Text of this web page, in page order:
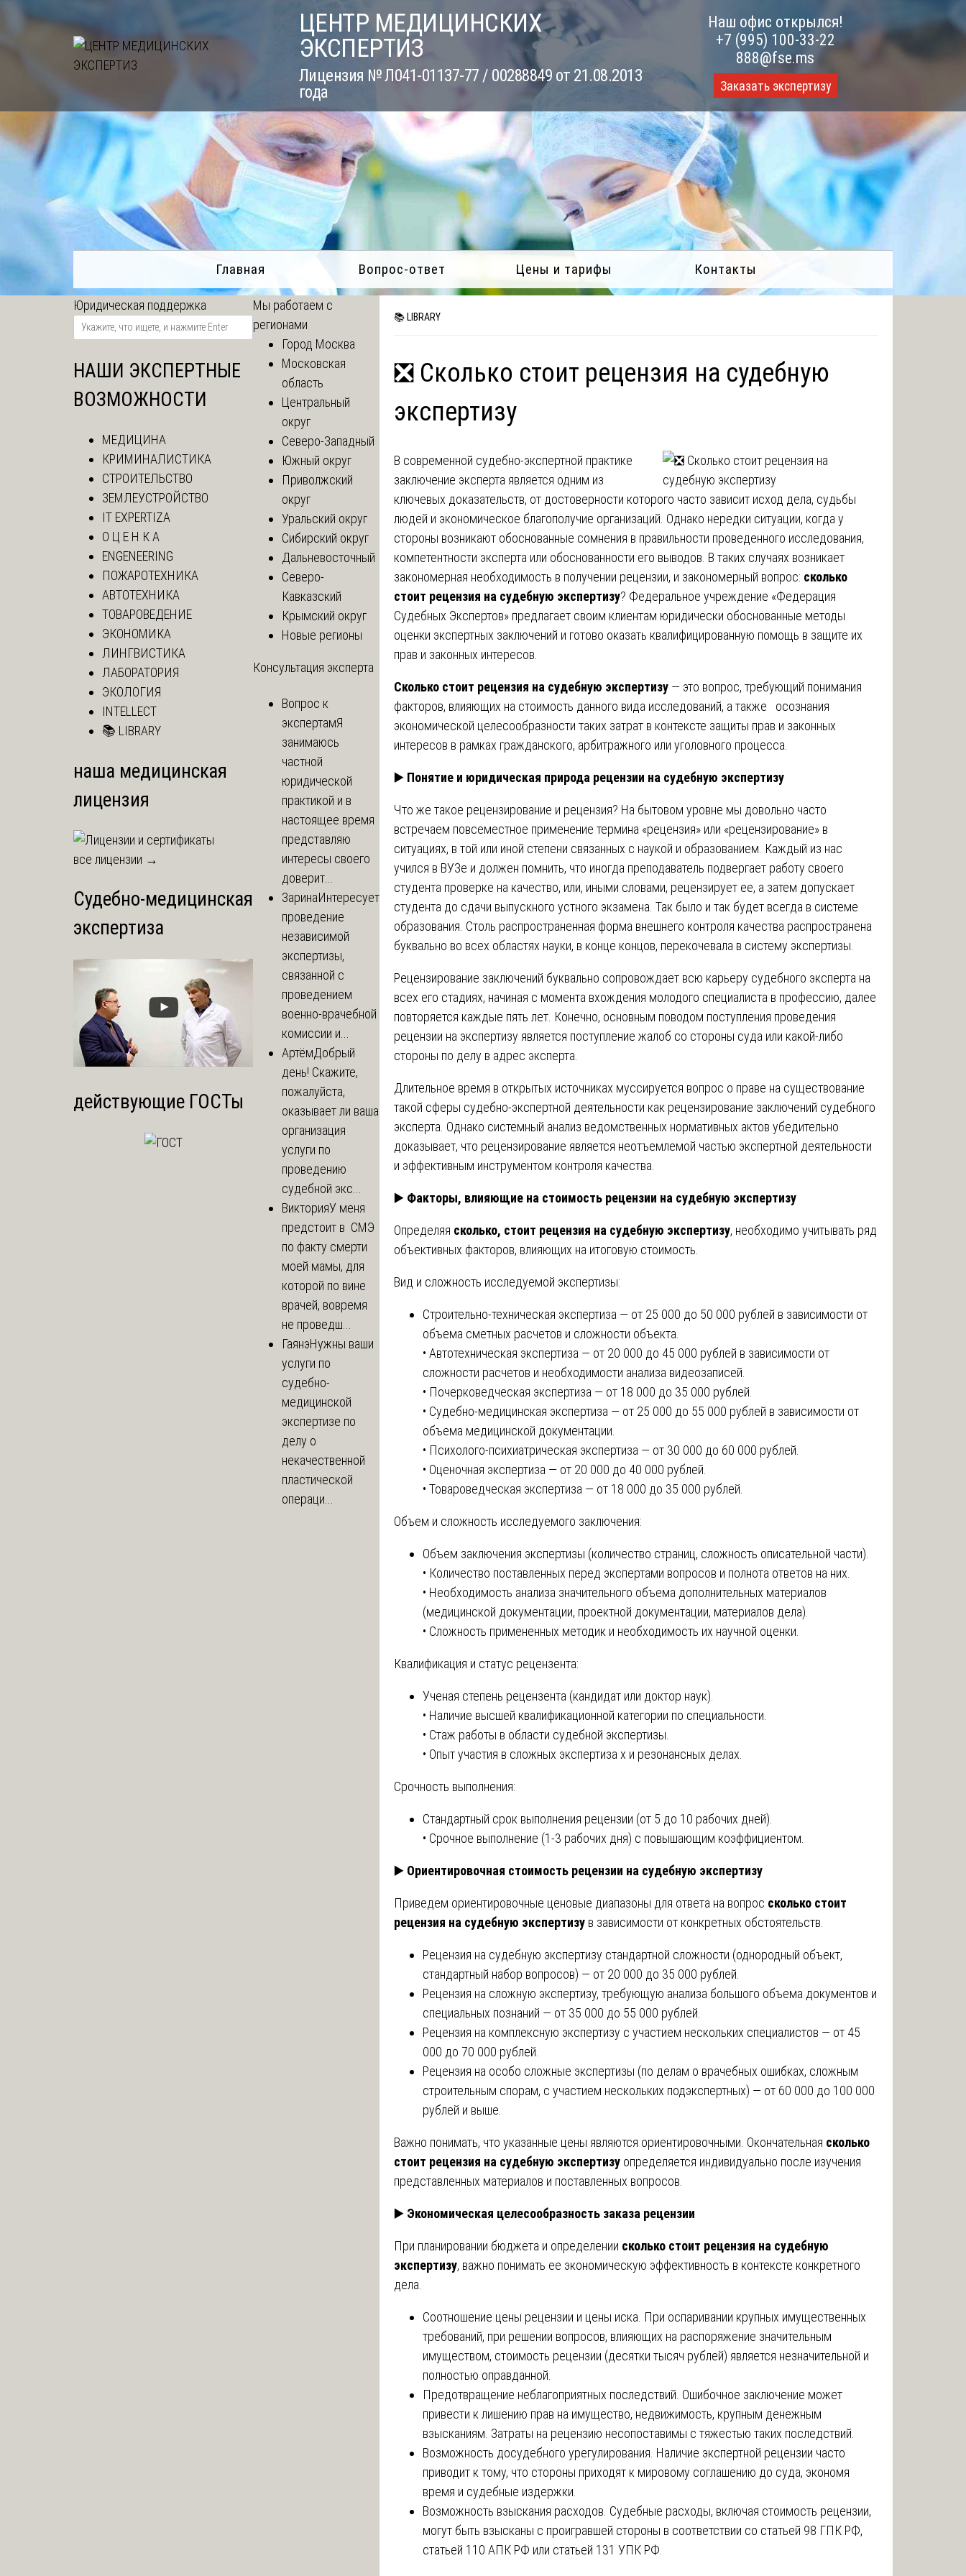
ЦЕНТР МЕДИЦИНСКИХ
ЭКСПЕРТИЗ
Лицензия № Л041-01137-77 / 00288849 от 21.08.2013
года
Наш офис открылся!
+7 (995) 100-33-22
888@fse.ms
Заказать экспертизу
Главная Вопрос-ответ Цены и тарифы Контакты
📚 LIBRARY
❎ Сколько стоит рецензия на судебную
экспертизу
В современной судебно-экспертной практике
заключение эксперта является одним из
ключевых доказательств, от достоверности которого часто зависит исход дела, судьбы
людей и экономическое благополучие организаций. Однако нередки ситуации, когда у
стороны возникают обоснованные сомнения в правильности проведенного исследования,
компетентности эксперта или обоснованности его выводов. В таких случаях возникает
закономерная необходимость в получении рецензии, и закономерный вопрос: сколько
стоит рецензия на судебную экспертизу? Федеральное учреждение «Федерация
Судебных Экспертов» предлагает своим клиентам юридически обоснованные методы
оценки экспертных заключений и готово оказать квалифицированную помощь в защите их
прав и законных интересов.
Сколько стоит рецензия на судебную экспертизу — это вопрос, требующий понимания
факторов, влияющих на стоимость данного вида исследований, а также осознания
экономической целесообразности таких затрат в контексте защиты прав и законных
интересов в рамках гражданского, арбитражного или уголовного процесса.
▶️ Понятие и юридическая природа рецензии на судебную экспертизу
Что же такое рецензирование и рецензия? На бытовом уровне мы довольно часто
встречаем повсеместное применение термина «рецензия» или «рецензирование» в
ситуациях, в той или иной степени связанных с наукой и образованием. Каждый из нас
учился в ВУЗе и должен помнить, что иногда преподаватель подвергает работу своего
студента проверке на качество, или, иными словами, рецензирует ее, а затем допускает
студента до сдачи выпускного устного экзамена. Так было и так будет всегда в системе
образования. Столь распространенная форма внешнего контроля качества распространена
буквально во всех областях науки, в конце концов, перекочевала в систему экспертизы.
Рецензирование заключений буквально сопровождает всю карьеру судебного эксперта на
всех его стадиях, начиная с момента вхождения молодого специалиста в профессию, далее
повторяется каждые пять лет. Конечно, основным поводом поступления проведения
рецензии на экспертизу является поступление жалоб со стороны суда или какой-либо
стороны по делу в адрес эксперта.
Длительное время в открытых источниках муссируется вопрос о праве на существование
такой сферы судебно-экспертной деятельности как рецензирование заключений судебного
эксперта. Однако системный анализ ведомственных нормативных актов убедительно
доказывает, что рецензирование является неотъемлемой частью экспертной деятельности
и эффективным инструментом контроля качества.
▶️ Факторы, влияющие на стоимость рецензии на судебную экспертизу
Определяя сколько, стоит рецензия на судебную экспертизу, необходимо учитывать ряд
объективных факторов, влияющих на итоговую стоимость.
Вид и сложность исследуемой экспертизы:
Строительно-техническая экспертиза — от 25 000 до 50 000 рублей в зависимости от
объема сметных расчетов и сложности объекта.
• Автотехническая экспертиза — от 20 000 до 45 000 рублей в зависимости от
сложности расчетов и необходимости анализа видеозаписей.
• Почерковедческая экспертиза — от 18 000 до 35 000 рублей.
• Судебно-медицинская экспертиза — от 25 000 до 55 000 рублей в зависимости от
объема медицинской документации.
• Психолого-психиатрическая экспертиза — от 30 000 до 60 000 рублей.
• Оценочная экспертиза — от 20 000 до 40 000 рублей.
• Товароведческая экспертиза — от 18 000 до 35 000 рублей.
Объем и сложность исследуемого заключения:
Объем заключения экспертизы (количество страниц, сложность описательной части).
• Количество поставленных перед экспертами вопросов и полнота ответов на них.
• Необходимость анализа значительного объема дополнительных материалов
(медицинской документации, проектной документации, материалов дела).
• Сложность примененных методик и необходимость их научной оценки.
Квалификация и статус рецензента:
Ученая степень рецензента (кандидат или доктор наук).
• Наличие высшей квалификационной категории по специальности.
• Стаж работы в области судебной экспертизы.
• Опыт участия в сложных экспертиза х и резонансных делах.
Срочность выполнения:
Стандартный срок выполнения рецензии (от 5 до 10 рабочих дней).
• Срочное выполнение (1-3 рабочих дня) с повышающим коэффициентом.
▶️ Ориентировочная стоимость рецензии на судебную экспертизу
Приведем ориентировочные ценовые диапазоны для ответа на вопрос сколько стоит
рецензия на судебную экспертизу в зависимости от конкретных обстоятельств.
Рецензия на судебную экспертизу стандартной сложности (однородный объект,
стандартный набор вопросов) — от 20 000 до 35 000 рублей.
Рецензия на сложную экспертизу, требующую анализа большого объема документов и
специальных познаний — от 35 000 до 55 000 рублей.
Рецензия на комплексную экспертизу с участием нескольких специалистов — от 45
000 до 70 000 рублей.
Рецензия на особо сложные экспертизы (по делам о врачебных ошибках, сложным
строительным спорам, с участием нескольких подэкспертных) — от 60 000 до 100 000
рублей и выше.
Важно понимать, что указанные цены являются ориентировочными. Окончательная сколько
стоит рецензия на судебную экспертизу определяется индивидуально после изучения
представленных материалов и поставленных вопросов.
▶️ Экономическая целесообразность заказа рецензии
При планировании бюджета и определении сколько стоит рецензия на судебную
экспертизу, важно понимать ее экономическую эффективность в контексте конкретного
дела.
Соотношение цены рецензии и цены иска. При оспаривании крупных имущественных
требований, при решении вопросов, влияющих на распоряжение значительным
имуществом, стоимость рецензии (десятки тысяч рублей) является незначительной и
полностью оправданной.
Предотвращение неблагоприятных последствий. Ошибочное заключение может
привести к лишению прав на имущество, недвижимость, крупным денежным
взысканиям. Затраты на рецензию несопоставимы с тяжестью таких последствий.
Возможность досудебного урегулирования. Наличие экспертной рецензии часто
приводит к тому, что стороны приходят к мировому соглашению до суда, экономя
время и судебные издержки.
Возможность взыскания расходов. Судебные расходы, включая стоимость рецензии,
могут быть взысканы с проигравшей стороны в соответствии со статьей 98 ГПК РФ,
статьей 110 АПК РФ или статьей 131 УПК РФ.
Юридическая поддержка
НАШИ ЭКСПЕРТНЫЕ
ВОЗМОЖНОСТИ
МЕДИЦИНА
КРИМИНАЛИСТИКА
СТРОИТЕЛЬСТВО
ЗЕМЛЕУСТРОЙСТВО
IT EXPERTIZA
О Ц Е Н К А
ENGENEERING
ПОЖАРОТЕХНИКА
АВТОТЕХНИКА
ТОВАРОВЕДЕНИЕ
ЭКОНОМИКА
ЛИНГВИСТИКА
ЛАБОРАТОРИЯ
ЭКОЛОГИЯ
INTELLECT
📚 LIBRARY
наша медицинская
лицензия
все лицензии →
Судебно-медицинская
экспертиза
действующие ГОСТы
Мы работаем с
регионами
Город Москва
Московская
область
Центральный
округ
Северо-Западный
Южный округ
Приволжский
округ
Уральский округ
Сибирский округ
Дальневосточный
Северо-
Кавказский
Крымский округ
Новые регионы
Консультация эксперта
Вопрос к
экспертамЯ
занимаюсь
частной
юридической
практикой и в
настоящее время
представляю
интересы своего
доверит...
ЗаринаИнтересует
проведение
независимой
экспертизы,
связанной с
проведением
военно-врачебной
комиссии и...
АртёмДобрый
день! Скажите,
пожалуйста,
оказывает ли ваша
организация
услуги по
проведению
судебной экс...
ВикторияУ меня
предстоит в СМЭ
по факту смерти
моей мамы, для
которой по вине
врачей, вовремя
не проведш...
ГаянэНужны ваши
услуги по
судебно-
медицинской
экспертизе по
делу о
некачественной
пластической
операци...